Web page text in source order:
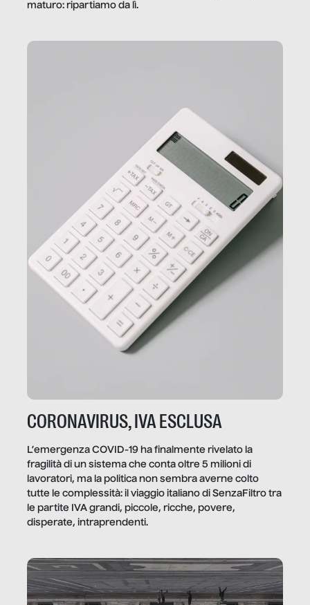
maturo: ripartiamo da lì.
CORONAVIRUS, IVA ESCLUSA
L’emergenza COVID-19 ha finalmente rivelato la
fragilità di un sistema che conta oltre 5 milioni di
lavoratori, ma la politica non sembra averne colto
tutte le complessità: il viaggio italiano di SenzaFiltro tra
le partite IVA grandi, piccole, ricche, povere,
disperate, intraprendenti.